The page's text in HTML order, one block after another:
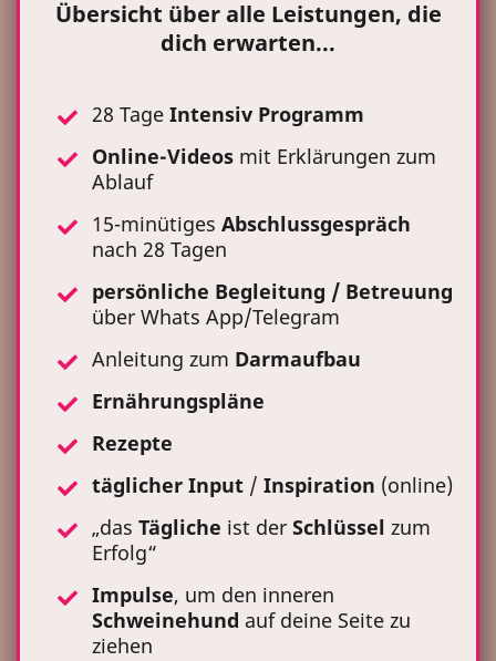
Übersicht über alle Leistungen, die
dich erwarten...
28 Tage Intensiv Programm
Online-Videos mit Erklärungen zum
Ablauf
15-minütiges Abschlussgespräch
nach 28 Tagen
persönliche Begleitung / Betreuung
über Whats App/Telegram
Anleitung zum Darmaufbau
Ernährungspläne
Rezepte
täglicher Input / Inspiration (online)
„das Tägliche ist der Schlüssel zum
Erfolg“
Impulse, um den inneren
Schweinehund auf deine Seite zu
ziehen